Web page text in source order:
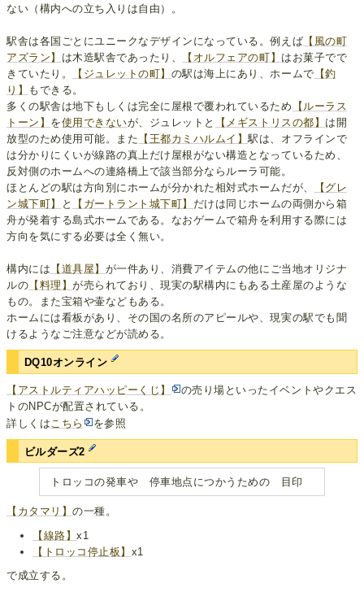
ない（構内への立ち入りは自由）。
駅舎は各国ごとにユニークなデザインになっている。例えば 【風の町
アズラン】 は木造駅舎であったり、 【オルフェアの町】 はお菓子でで
きていたり。
【ジュレットの町】 の駅は海上にあり、ホームで 【釣
り】
もできる。
多くの駅舎は地下もしくは完全に屋根で覆われているため
【ルーラス
トーン】 を使用できないが、ジュレットと 【メギストリスの都】 は開
放型のため使用可能。また 【王都カミハルムイ】駅は、オフラインで
は分かりにくいが線路の真上だけ屋根がない構造となっているため、
反対側のホームへの連絡橋上で該当部分ならルーラ可能。
ほとんどの駅は方向別にホームが分かれた相対式ホームだが、
【グレ
ン城下町】
と 【ガートラント城下町】 だけは同じホームの両側から箱
舟が発着する島式ホームである。なおゲームで箱舟を利用する際には
方向を気にする必要は全く無い。
構内には 【道具屋】 が一件あり、消費アイテムの他にご当地オリジナ
ルの 【料理】が売られており、現実の駅構内にもある土産屋のような
もの。また宝箱や壷などもある。
ホームには看板があり、その国の名所のアピールや、現実の駅でも聞
けるようなご注意などが読める。
DQ10オンライン
【アストルティアハッピーくじ】
の売り場といったイベントやクエス
トのNPCが配置されている。
詳しくは こちら を参照
ビルダーズ2
トロッコの発車や 停車地点につかうための 目印
【カタマリ】の一種。
【線路】x1
【トロッコ停止板】 x1
で成立する。